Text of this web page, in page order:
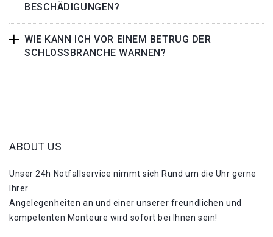
BESCHÄDIGUNGEN?
WIE KANN ICH VOR EINEM BETRUG DER
SCHLOSSBRANCHE WARNEN?
ABOUT US
Unser 24h Notfallservice nimmt sich Rund um die Uhr gerne
Ihrer
Angelegenheiten an und einer unserer freundlichen und
kompetenten Monteure wird sofort bei Ihnen sein!